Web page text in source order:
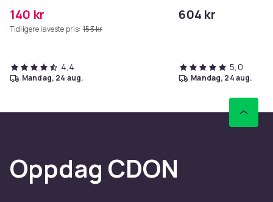
140 kr
Tidligere laveste pris: 153 kr
4,4
mandag, 24 aug.
604 kr
5,0
mandag, 24 aug.
Oppdag CDON